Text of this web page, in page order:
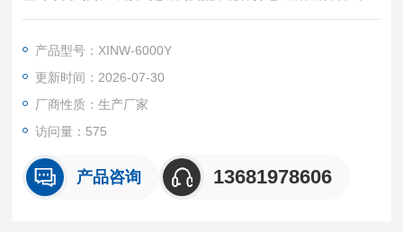
后仍维持其活性成份不受破坏。
产品型号：XINW-6000Y
更新时间：2026-07-30
厂商性质：生产厂家
访问量：575
产品咨询 13681978606